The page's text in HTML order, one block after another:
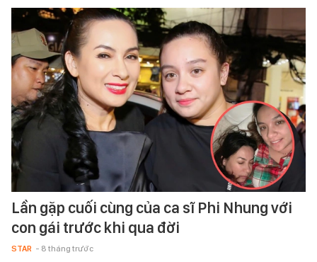
Lần gặp cuối cùng của ca sĩ Phi Nhung với
con gái trước khi qua đời
STAR - 8 tháng trước